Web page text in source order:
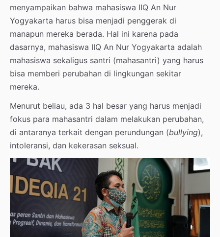
menyampaikan bahwa mahasiswa IIQ An Nur
Yogyakarta harus bisa menjadi penggerak di
manapun mereka berada. Hal ini karena pada
dasarnya, mahasiswa IIQ An Nur Yogyakarta adalah
mahasiswa sekaligus santri (mahasantri) yang harus
bisa memberi perubahan di lingkungan sekitar
mereka.
Menurut beliau, ada 3 hal besar yang harus menjadi
fokus para mahasantri dalam melakukan perubahan,
di antaranya terkait dengan perundungan (bullying),
intoleransi, dan kekerasan seksual.